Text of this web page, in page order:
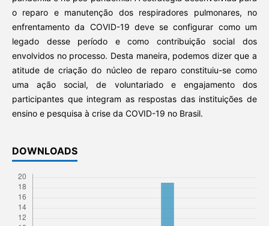
o reparo e manutenção dos respiradores pulmonares, no
enfrentamento da COVID-19 deve se configurar como um
legado desse período e como contribuição social dos
envolvidos no processo. Desta maneira, podemos dizer que a
atitude de criação do núcleo de reparo constituiu-se como
uma ação social, de voluntariado e engajamento dos
participantes que integram as respostas das instituições de
ensino e pesquisa à crise da COVID-19 no Brasil.
DOWNLOADS